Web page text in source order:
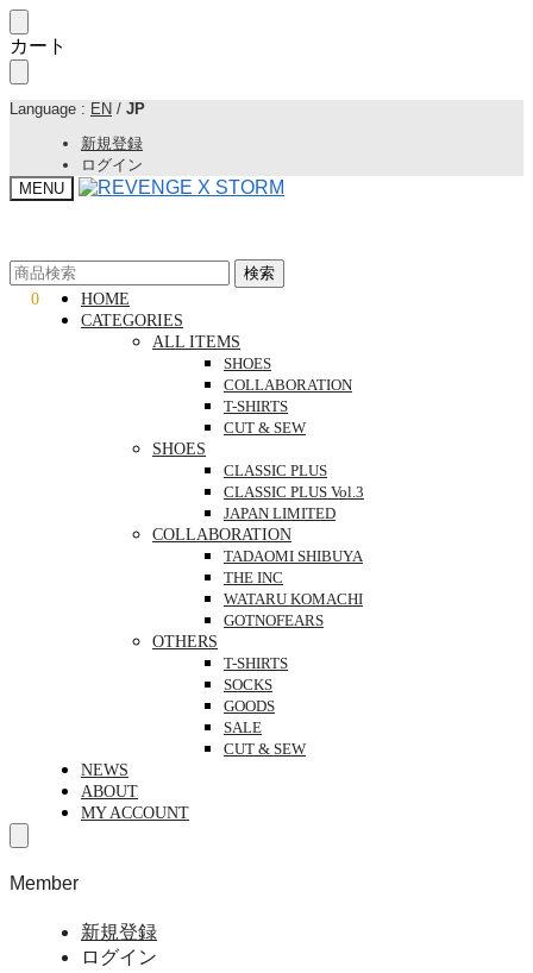
Skip
to
navigation
Skip
to
content
カート
Language : EN / JP
新規登録
ログイン
MENU
検
検索
0
検
検索
HOME
CATEGORIES
ALL ITEMS
SHOES
COLLABORATION
T-SHIRTS
CUT & SEW
SHOES
CLASSIC PLUS
CLASSIC PLUS Vol.3
JAPAN LIMITED
COLLABORATION
TADAOMI SHIBUYA
THE INC
WATARU KOMACHI
GOTNOFEARS
OTHERS
T-SHIRTS
SOCKS
GOODS
SALE
CUT & SEW
NEWS
ABOUT
MY ACCOUNT
Member
新規登録
ログイン